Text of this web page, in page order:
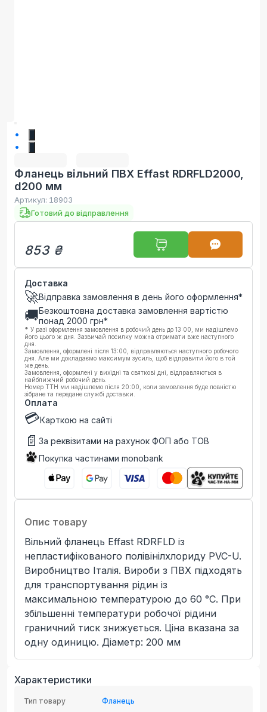
Фланець вільний ПВХ Effast RDRFLD2000,
d200 мм
Артикул: 18903
Готовий до відправлення
853 ₴
Доставка
🚀Відправка замовлення в день його оформлення*
🚚Безкоштовна доставка замовлення вартістю
понад 2000 грн*
* У разі оформлення замовлення в робочий день до 13:00, ми надішлемо
його цього ж дня. Зазвичай посилку можна отримати вже наступного
дня.
Замовлення, оформлені після 13:00, відправляються наступного робочого
дня. Але ми докладаємо максимум зусиль, щоб відправити його в той
же день.
Замовлення, оформлені у вихідні та святкові дні, відправляються в
найближчий робочий день.
Номер ТТН ми надішлемо після 20:00, коли замовлення буде повністю
зібране та передане службі доставки.
Оплата
💳Карткою на сайті
📄 За реквізитами на рахунок ФОП або ТОВ
Покупка частинами monobank
Опис товару
Вільний фланець Effast RDRFLD із
непластифікованого полівінілхлориду PVC-U.
Виробництво Італія. Вироби з ПВХ підходять
для транспортування рідин із
максимальною температурою до 60 °C. При
збільшенні температури робочої рідини
граничний тиск знижується. Ціна вказана за
одну одиницю. Діаметр: 200 мм
Характеристики
Тип товару Фланець